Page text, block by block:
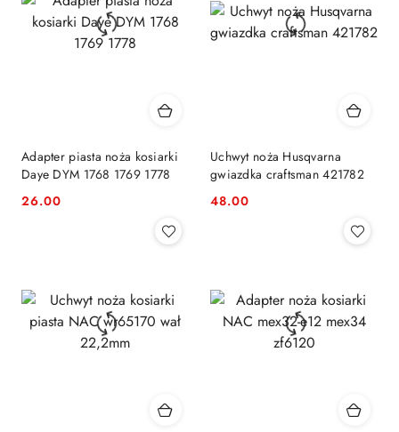
Adapter piasta noża kosiarki
Daye DYM 1768 1769 1778
Cena:
26.00
Uchwyt noża Husqvarna
gwiazdka craftsman 421782
Cena:
48.00